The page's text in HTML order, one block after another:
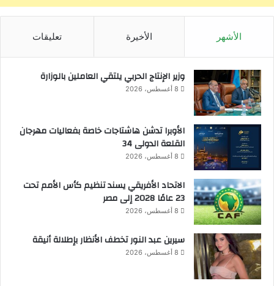
الأشهر الأخيرة تعليقات
وزير الإنتاج الحربي يلتقي العاملين بالوزارة
8 أغسطس، 2026
الأوبرا تدشن هاشتاجات خاصة بفعاليات مهرجان
القلعة الدولى 34
8 أغسطس، 2026
الاتحاد الأفريقي يسند تنظيم كأس الأمم تحت
23 عامًا 2028 إلى مصر
8 أغسطس، 2026
سيرين عبد النور تخطف الأنظار بإطلالة أنيقة
8 أغسطس، 2026